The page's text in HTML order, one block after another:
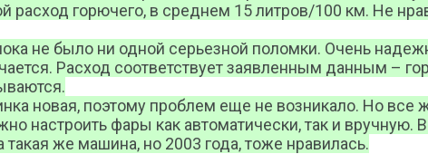
горючего, в среднем 15 литров/100 км. Не
не было ни одной серьезной поломки. Очень
Расход соответствует заявленным данным –
новая, поэтому проблем еще не возникало. Но все
настроить фары как автоматически, так и вручную.
же машина, но 2003 года, тоже нравилась.